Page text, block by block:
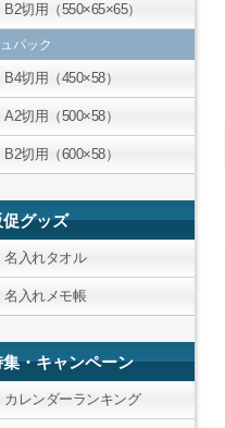
B2切用（550×65×65）
パック
B4切用（450×58）
A2切用（500×58）
B2切用（600×58）
促グッズ
名入れタオル
名入れメモ帳
集・キャンペーン
カレンダーランキング